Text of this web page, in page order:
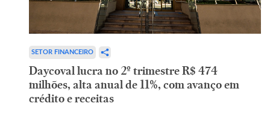
SETOR FINANCEIRO
Daycoval lucra no 2º trimestre R$ 474
milhões, alta anual de 11%, com avanço em
crédito e receitas